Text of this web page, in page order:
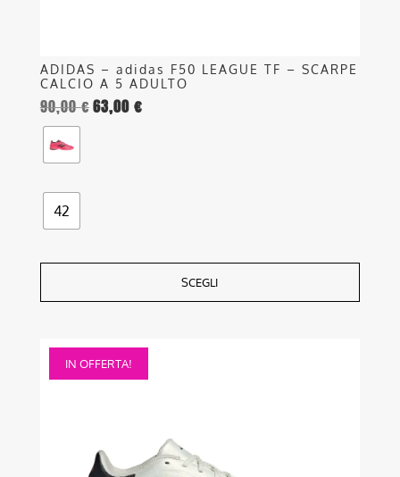
ADIDAS – adidas F50 LEAGUE TF – SCARPE
CALCIO A 5 ADULTO
90,00€63,00 €
42
SCEGLI
IN OFFERTA!
Questo
prodotto